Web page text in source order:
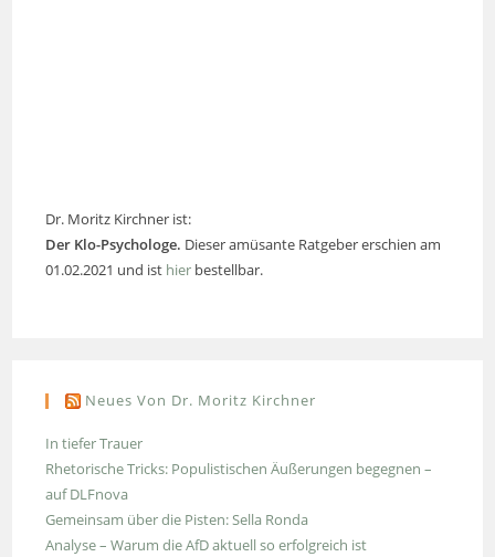
Dr. Moritz Kirchner ist:
Der Klo-Psychologe. Dieser amüsante Ratgeber erschien am
01.02.2021 und ist hier bestellbar.
Neues Von Dr. Moritz Kirchner
In tiefer Trauer
Rhetorische Tricks: Populistischen Äußerungen begegnen –
auf DLFnova
Gemeinsam über die Pisten: Sella Ronda
Analyse – Warum die AfD aktuell so erfolgreich ist